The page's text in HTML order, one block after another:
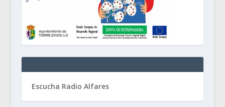
Escucha Radio Alfares